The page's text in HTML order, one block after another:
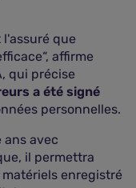
que
affirme
qui précise
a été signé
personnelles.
avec
il permettra
enregistré